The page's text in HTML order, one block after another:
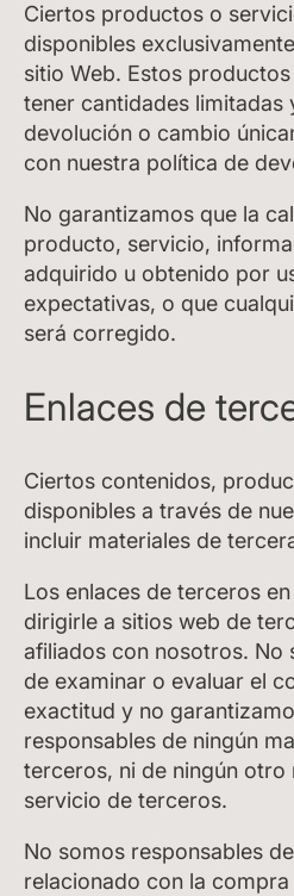
Ciertos productos o
disponibles
sitio Web. Estos
tener cantidades limitadas
devolución o cambio
con nuestra política de
No garantizamos que la
producto, servicio,
adquirido u obtenido por
expectativas, o que
será corregido.
Enlaces de
Ciertos contenidos,
disponibles a través de
incluir materiales de
Los enlaces de terceros
dirigirle a sitios web de
afiliados con nosotros. No
de examinar o evaluar el
exactitud y no
responsables de ningún
terceros, ni de ningún
servicio de terceros.
No somos responsables
relacionado con la